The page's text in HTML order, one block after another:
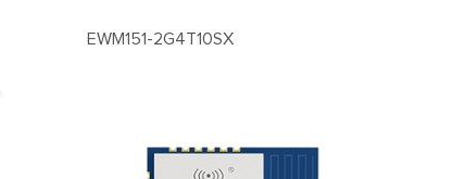
EWM151-2G4T10SX